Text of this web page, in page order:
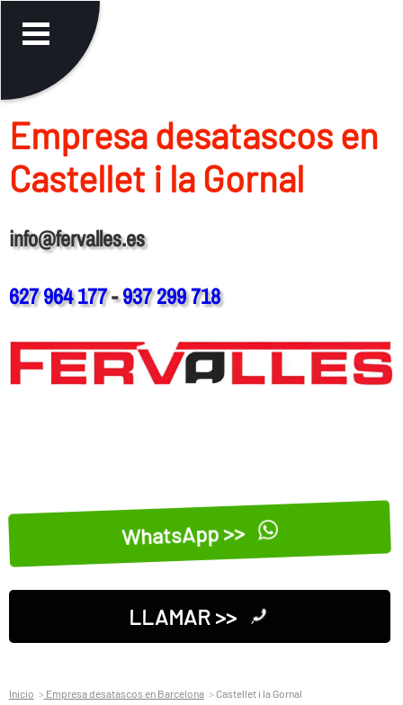
Empresa desatascos en
Castellet i la Gornal
info@fervalles.es
627 964 177-937 299 718
WhatsApp >>
LLAMAR >>
Inicio Empresa desatascos en Barcelona Castellet i la Gornal